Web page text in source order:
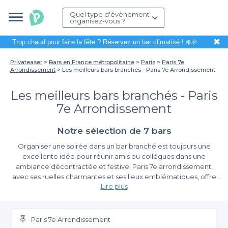
Quel type d'évènement
organisez-vous ?
Trop chaud pour faire la fête ? Réservez un bar climatisé! ❄️🎉 ✖
Privateaser Bars en France métropolitaine Paris
Paris 7e
Arrondissement
Les meilleurs bars branchés - Paris 7e Arrondissement
Les meilleurs bars branchés - Paris
7e Arrondissement
Notre sélection de 7 bars
Organiser une soirée dans un bar branché est toujours une
excellente idée pour réunir amis ou collègues dans une
ambiance décontractée et festive. Paris 7e arrondissement,
avec ses ruelles charmantes et ses lieux emblématiques, offre
une multitude de bars tendance qui sauront satisfaire toutes vos
simplement prendre un verre en bonne compagnie, choisir le
bon endroit peut faire toute la différence.
Une réservation simplifiée
Avec Privateaser, réserver un bar tendance dans le 7e
Lire plus
Paris 7e Arrondissement